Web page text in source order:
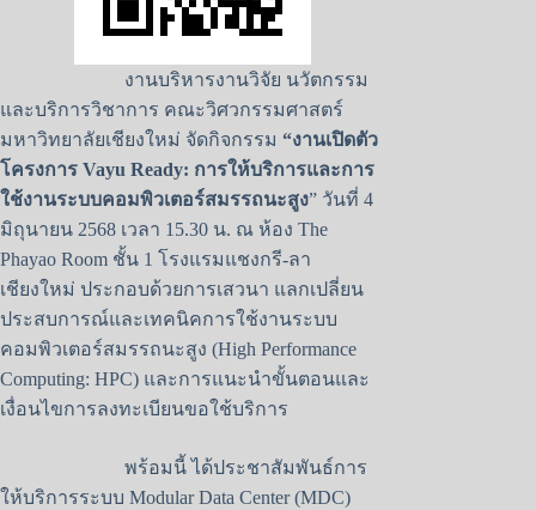
งานบริหารงานวิจัย นวัตกรรม
และบริการวิชาการ คณะวิศวกรรมศาสตร์
มหาวิทยาลัยเชียงใหม่ จัดกิจกรรม “งานเปิดตัว
โครงการ Vayu Ready: การให้บริการและการ
ใช้งานระบบคอมพิวเตอร์สมรรถนะสูง” วันที่ 4
มิถุนายน 2568 เวลา 15.30 น. ณ ห้อง The
Phayao Room ชั้น 1 โรงแรมแชงกรี-ลา
เชียงใหม่ ประกอบด้วยการเสวนา แลกเปลี่ยน
ประสบการณ์และเทคนิคการใช้งานระบบ
คอมพิวเตอร์สมรรถนะสูง (High Performance
Computing: HPC) และการแนะนำขั้นตอนและ
เงื่อนไขการลงทะเบียนขอใช้บริการ
พร้อมนี้ ได้ประชาสัมพันธ์การ
ให้บริการระบบ Modular Data Center (MDC)